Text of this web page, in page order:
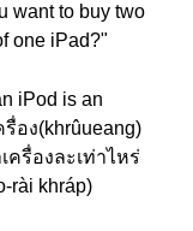
want to buy two
one iPad?"
iPod is an
รื่อง(khrûueang)
ครื่องละเท่าไหร่
rài khráp)